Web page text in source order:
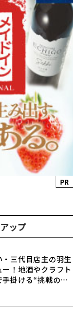
PR
ップ
・三代目店主の羽生
！地酒やクラフト
掛ける“挑戦の歴